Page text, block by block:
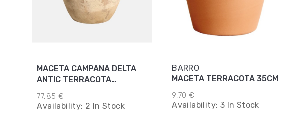
MACETA CAMPANA DELTA
ANTIC TERRACOTA
77,85 €
Availability: 2 In Stock
BARRO
MACETA TERRACOTA 35CM
9,70 €
Availability: 3 In Stock